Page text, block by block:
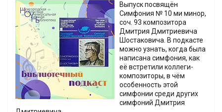
Выпуск посвящён
Симфония № 10 ми минор,
соч. 93 композитора
Дмитрия Дмитриевича
Шостаковича. В подкасте
можно узнать, когда была
написана симфония, как
её встретили коллеги-
композиторы, в чём
особенность этой
симфонии среди других
симфоний Дмитрия